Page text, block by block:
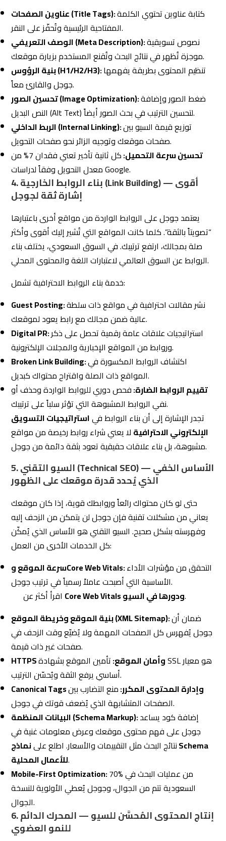
عناوين الصفحات (Title Tags):كتابة عناوين تحتوي الكلمة
المفتاحية الرئيسية وتُحفّز على النقر.
الوصف التعريفي (Meta Description):نصوص تسويقية
موجزة تُظهر في نتائج البحث وتُقنع المستخدم بزيارة موقعك.
بنية الرؤوس (H1/H2/H3):تنظيم المحتوى بطريقة يفهمها
جوجل والقارئ معاً.
تحسين الصور (Image Optimization):ضغط الصور وإضافة
النص البديل (Alt Text) لتحسين الترتيب في بحث الصور أيضاً.
الربط الداخلي (Internal Linking):توزيع قيمة السيو بين
صفحات موقعك وتوجيه الزائر نحو صفحات التحويل.
تحسين سرعة التحميل:
كل ثانية تأخير تعني فقدان 7% من
معدل التحويل وفقاً لدراسات Google.
4. بناء الروابط الخارجية (Link Building) — أقوى
إشارة ثقة لجوجل
يعتمد جوجل على الروابط الواردة من مواقع أخرى باعتبارها
“تصويتاً بالثقة”. كلما كانت المواقع التي تُشير إليك أقوى وأكثر
صلة بمجالك، ارتفع ترتيبك. في السوق السعودي، يختلف بناء
الروابط عن السوق العالمي لاعتبارات اللغة والمحتوى المحلي.
خدمة بناء الروابط الاحترافية تشمل:
Guest Posting:نشر مقالات احترافية في مواقع ذات سلطة
عالية ضمن مجالك مع رابط يعود لموقعك.
Digital PR:استراتيجيات علاقات عامة رقمية تحصل على ذكر
وروابط من المواقع الإخبارية والمجلات الإلكترونية.
Broken Link Building:اكتشاف الروابط المكسورة في
المواقع ذات الصلة واقتراح محتواك كبديل.
تقييم الروابط الضارة:فحص دوري للروابط الواردة وحذف أو
نفي الروابط المشبوهة التي تؤثر سلباً على ترتيبك.
تجدر الإشارة إلى أن بناء الروابط فياستراتيجيات التسويق
الإلكتروني الاحترافية لا يعني شراء روابط رخيصة من مواقع
مشبوهة، بل بناء علاقات حقيقية تعود بثقة دائمة من جوجل.
5. السيو التقني (Technical SEO) — الأساس الخفي
الذي يُحدد قدرة موقعك على الظهور
حتى لو كان محتواك رائعاً وروابطك قوية، إذا كان موقعك
يعاني من مشكلات تقنية فإن جوجل لن يتمكن من الزحف إليه
وفهرسته بشكل صحيح. السيو التقني هو الأساس الذي يُمكّن
كل الخدمات الأخرى من العمل:
سرعة الموقع وCore Web Vitals:التحقق من مؤشرات الأداء
الأساسية التي أصبحت عاملاً رسمياً في ترتيب جوجل.
Core Web Vitals ودورها في السيو.
بنية الموقع وخريطة الموقع (XML Sitemap):ضمان أن
جوجل يُفهرس كل الصفحات المهمة ولا يُضيّع وقت الزحف في
صفحات غير ذات قيمة.
HTTPS وأمان الموقع:تأمين الموقع بشهادة SSL هو معيار
أساسي يرفع الثقة ويُحسّن الترتيب.
Canonical Tags وإدارة المحتوى المكرر:منع التضارب بين
الصفحات المتشابهة الذي يُضعف قوتك في جوجل.
البيانات المنظمة (Schema Markup):إضافة كود يساعد
جوجل على فهم محتوى موقعك وعرض معلومات غنية في
نتائج البحث مثل التقييمات والأسعار. اطلع علىنماذج Schema
للأعمال المحلية.
Mobile-First Optimization:70% من عمليات البحث في
السعودية تتم من الجوال، وجوجل يُعطي الأولوية للنسخة
الجوال.
6. إنتاج المحتوى المُحسَّن للسيو — المحرك الدائم
للنمو العضوي